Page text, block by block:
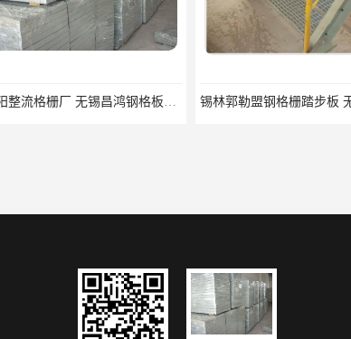
揭阳整流格栅厂 无锡昌鸿钢格板有限公司